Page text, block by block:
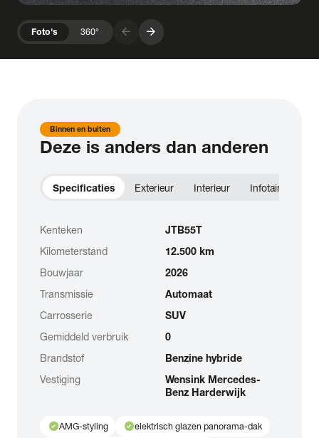
Foto's 360° arrow_forward arrow_forward
Binnen en buiten
Deze is anders dan anderen
Specificaties Exterieur Interieur Infotainment
Kenteken
JTB55T
Kilometerstand
12.500 km
Bouwjaar
2026
Transmissie
Automaat
Carrosserie
SUV
Gemiddeld verbruik
0
Brandstof
Benzine hybride
Vestiging
Wensink Mercedes-
Benz Harderwijk
check_circleAMG-styling check_circleelektrisch glazen panorama-dak